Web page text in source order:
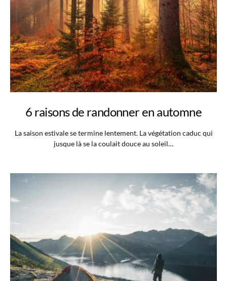
6 raisons de randonner en automne
La saison estivale se termine lentement. La végétation caduc qui
jusque là se la coulait douce au soleil…